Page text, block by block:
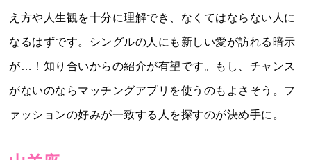
え方や人生観を十分に理解でき、なくてはならない人に
なるはずです。シングルの人にも新しい愛が訪れる暗示
が…！知り合いからの紹介が有望です。もし、チャンス
がないのならマッチングアプリを使うのもよさそう。フ
ァッションの好みが一致する人を探すのが決め手に。